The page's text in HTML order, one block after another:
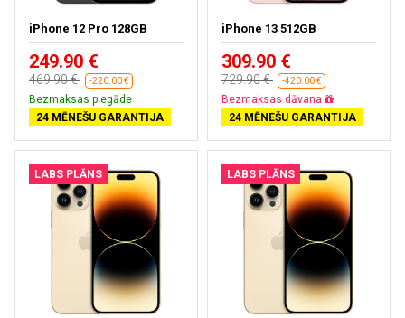
iPhone 12 Pro 128GB
249.90 €
469.90 € -220.00 €
Bezmaksas piegāde
24 MĒNEŠU GARANTIJA
iPhone 13 512GB
309.90 €
729.90 € -420.00 €
Bezmaksas piegāde
24 MĒNEŠU GARANTIJA
LABS PLĀNS LABS PLĀNS